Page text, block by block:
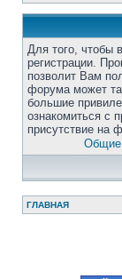
Для того, чтобы
регистрации.
позволит Вам
форума может
большие
ознакомиться с
присутствие на
Общие
ГЛАВНАЯ